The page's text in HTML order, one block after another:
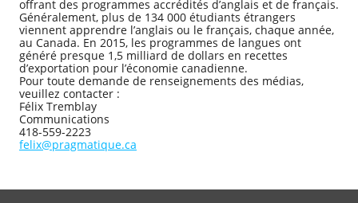
offrant des programmes accrédités d’anglais et de français.
Généralement, plus de 134 000 étudiants étrangers
viennent apprendre l’anglais ou le français, chaque année,
au Canada. En 2015, les programmes de langues ont
généré presque 1,5 milliard de dollars en recettes
d’exportation pour l’économie canadienne.
Pour toute demande de renseignements des médias,
veuillez contacter :
Félix Tremblay
Communications
418-559-2223
felix@pragmatique.ca